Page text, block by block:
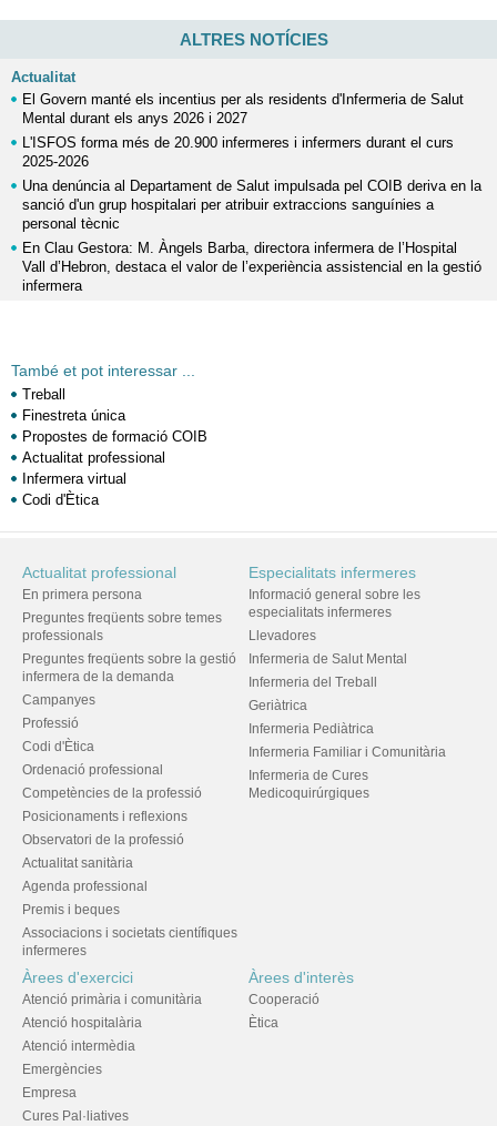
ALTRES NOTÍCIES
Actualitat
El Govern manté els incentius per als residents d'Infermeria de Salut
Mental durant els anys 2026 i 2027
L'ISFOS forma més de 20.900 infermeres i infermers durant el curs
2025-2026
Una denúncia al Departament de Salut impulsada pel COIB deriva en la
sanció d'un grup hospitalari per atribuir extraccions sanguínies a
personal tècnic
En Clau Gestora: M. Àngels Barba, directora infermera de l’Hospital
Vall d’Hebron, destaca el valor de l’experiència assistencial en la gestió
infermera
També et pot interessar ...
Treball
Finestreta única
Propostes de formació COIB
Actualitat professional
Infermera virtual
Codi d'Ètica
Actualitat professional
En primera persona
Preguntes freqüents sobre temes
professionals
Preguntes freqüents sobre la gestió
infermera de la demanda
Campanyes
Professió
Codi d'Ètica
Ordenació professional
Competències de la professió
Posicionaments i reflexions
Observatori de la professió
Actualitat sanitària
Agenda professional
Premis i beques
Associacions i societats científiques
infermeres
Especialitats infermeres
Informació general sobre les
especialitats infermeres
Llevadores
Infermeria de Salut Mental
Infermeria del Treball
Geriàtrica
Infermeria Pediàtrica
Infermeria Familiar i Comunitària
Infermeria de Cures
Medicoquirúrgiques
Àrees d'exercici
Atenció primària i comunitària
Atenció hospitalària
Atenció intermèdia
Emergències
Empresa
Cures Pal·liatives
Àrees d'interès
Cooperació
Ètica